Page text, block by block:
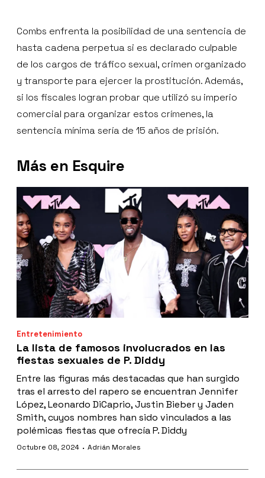
Combs enfrenta la posibilidad de una sentencia de
hasta cadena perpetua si es declarado culpable
de los cargos de tráfico sexual, crimen organizado
y transporte para ejercer la prostitución. Además,
si los fiscales logran probar que utilizó su imperio
comercial para organizar estos crímenes, la
sentencia mínima sería de 15 años de prisión.
Más en Esquire
Entretenimiento
La lista de famosos involucrados en las
fiestas sexuales de P. Diddy
Entre las figuras más destacadas que han surgido
tras el arresto del rapero se encuentran Jennifer
López, Leonardo DiCaprio, Justin Bieber y Jaden
Smith, cuyos nombres han sido vinculados a las
polémicas fiestas que ofrecía P. Diddy
Octubre 08, 2024 · Adrián Morales